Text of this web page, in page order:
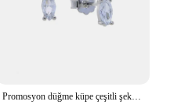
Promosyon düğme küpe çeşitli şekilli geometrik kalp yuvarlak kare markiz Oval narin 925 ayar gümüş takı